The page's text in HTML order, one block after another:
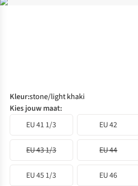
Kleur:stone/light khaki
Kies jouw maat:
EU 41 1/3
EU 42
EU 43 1/3 EU 44
EU 45 1/3 EU 46